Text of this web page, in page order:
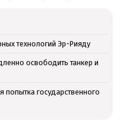
технологий Эр-Рияду
освободить танкер и
попытка государственного